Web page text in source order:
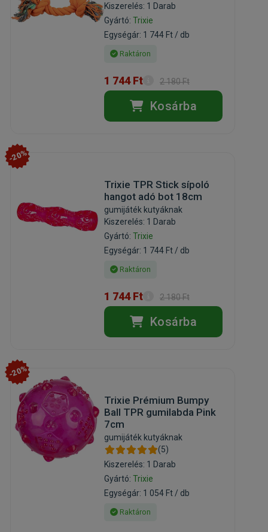
Kiszerelés: 1 Darab
Gyártó: Trixie
Egységár: 1 744 Ft / db
Raktáron
1 744 Ft 2 180 Ft
Kosárba
-20%
Trixie TPR Stick sípoló
hangot adó bot 18cm
gumijáték kutyáknak
Kiszerelés: 1 Darab
Gyártó: Trixie
Egységár: 1 744 Ft / db
Raktáron
1 744 Ft 2 180 Ft
Kosárba
-20%
Trixie Prémium Bumpy
Ball TPR gumilabda Pink
7cm
gumijáték kutyáknak
(5)
Kiszerelés: 1 Darab
Gyártó: Trixie
Egységár: 1 054 Ft / db
Raktáron